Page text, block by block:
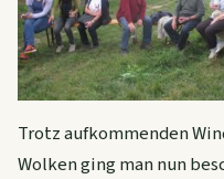
Trotz aufkommenden
Wolken ging man nun